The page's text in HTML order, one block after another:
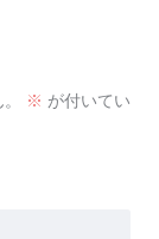
※ が付いてい